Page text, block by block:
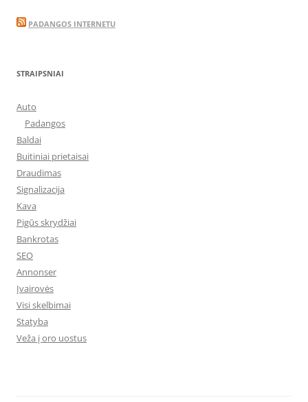
PADANGOS INTERNETU
STRAIPSNIAI
Auto
Padangos
Baldai
Buitiniai prietaisai
Draudimas
Signalizacija
Kava
Pigūs skrydžiai
Bankrotas
SEO
Annonser
Įvairovės
Visi skelbimai
Statyba
Veža į oro uostus